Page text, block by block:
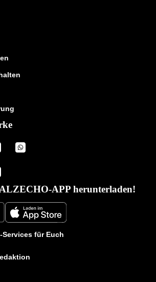
APP herunterladen!
Services für Euch